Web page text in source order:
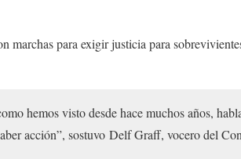
marchas para exigir justicia para
hemos visto desde hace muchos años,
acción”, sostuvo Delf Graff, vocero del